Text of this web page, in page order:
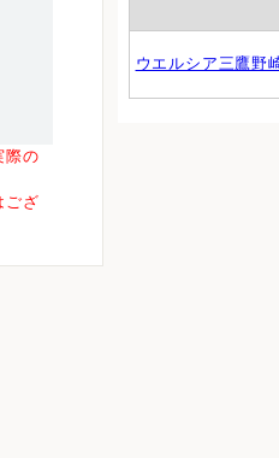
際の
ござ
ウエルシア三鷹野